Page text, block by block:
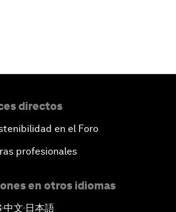
directos
en el Foro
profesionales
en otros idiomas
▪中文▪ 日本語